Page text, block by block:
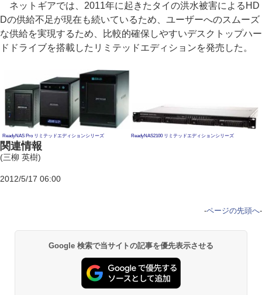
ネットギアでは、2011年に起きたタイの洪水被害によるHD
Dの供給不足が現在も続いているため、ユーザーへのスムーズ
な供給を実現するため、比較的確保しやすいデスクトップハー
ドドライブを搭載したリミテッドエディションを発売した。
ReadyNAS Pro リミテッドエディションシリーズ ReadyNAS2100 リミテッドエディションシリーズ
関連情報
(三柳 英樹)
2012/5/17 06:00
-ページの先頭へ-
Google 検索で当サイトの記事を優先表示させる